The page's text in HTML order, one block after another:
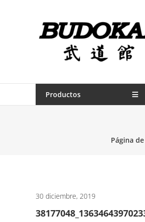
Indumentaria
para
artes
marciales
Todo
lo
marciales.
Productos
Página
30 diciembre, 2019